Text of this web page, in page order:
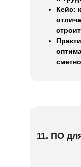
Кейс:
11. ПО